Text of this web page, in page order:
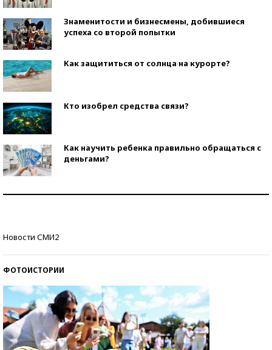
Знаменитости и бизнесмены, добившиеся
успеха со второй попытки
Как защититься от солнца на курорте?
Кто изобрел средства связи?
Как научить ребенка правильно обращаться с
деньгами?
Новости СМИ2
ФОТОИСТОРИИ